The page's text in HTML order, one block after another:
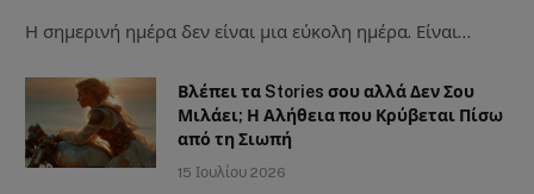
Η σημερινή ημέρα δεν είναι μια εύκολη ημέρα. Είναι…
Βλέπει τα Stories σου αλλά Δεν Σου
Μιλάει; Η Αλήθεια που Κρύβεται Πίσω
από τη Σιωπή
15 Ιουλίου 2026